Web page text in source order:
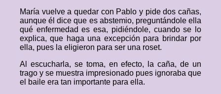
María vuelve a quedar con Pablo y pide dos cañas,
aunque él dice que es abstemio, preguntándole ella
qué enfermedad es esa, pidiéndole, cuando se lo
explica, que haga una excepción para brindar por
ella, pues la eligieron para ser una roset.
Al escucharla, se toma, en efecto, la caña, de un
trago y se muestra impresionado pues ignoraba que
el baile era tan importante para ella.